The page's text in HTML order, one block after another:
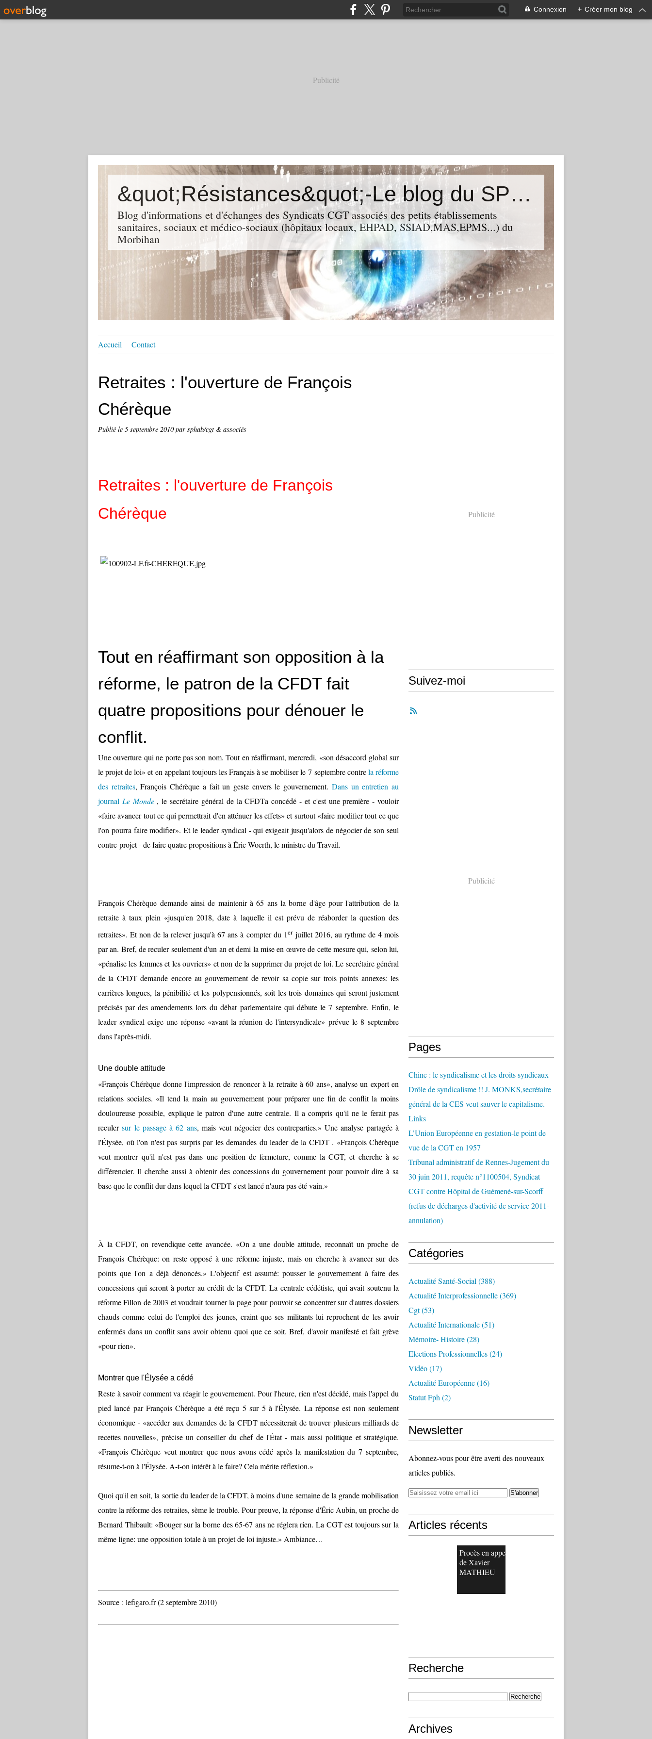
Connexion + Créer mon blog
Publicité
&quot;Résistances&quot;-Le blog du SPHAB/CGT (56-Guémené-sur-Scorff) et des Syndicats CGT associés des petits établissements sanitaires, sociaux et médico-sociaux du Morbihan qui résistent à la casse
Blog d'informations et d'échanges des Syndicats CGT associés des petits établissements
sanitaires, sociaux et médico-sociaux (hôpitaux locaux, EHPAD, SSIAD,MAS,EPMS...) du
Morbihan
Accueil Contact
Retraites : l'ouverture de François
Chérèque
Publié le 5 septembre 2010par sphab/cgt & associés
Retraites : l'ouverture de François
Chérèque
Tout en réaffirmant son opposition à la
réforme, le patron de la CFDT fait
quatre propositions pour dénouer le
conflit.
Une ouverture qui ne porte pas son nom. Tout en réaffirmant, mercredi, «son désaccord global sur
le projet de loi» et en appelant toujours les Français à se mobiliser le 7 septembre contrela réforme
des retraites, François Chérèque a fait un geste envers le gouvernement. Dans un entretien au
journal Le Monde, le secrétaire général dela CFDTa concédé - et c'est une première - vouloir
«faire avancer tout ce qui permettrait d'en atténuer les effets» et surtout «faire modifier tout ce que
l'on pourra faire modifier». Et le leader syndical - qui exigeait jusqu'alors de négocier de son seul
contre-projet - de faire quatre propositions à Éric Woerth, le ministre du Travail.
François Chérèque demande ainsi de maintenir à 65 ans la borne d'âge pour l'attribution de la
retraite à taux plein «jusqu'en 2018, date à laquelle il est prévu de réaborder la question des
retraites». Et non de la relever jusqu'à 67 ans à compter du 1erjuillet 2016, au rythme de 4 mois
par an. Bref, de reculer seulement d'un an et demi la mise en œuvre de cette mesure qui, selon lui,
«pénalise les femmes et les ouvriers» et non de la supprimer du projet de loi. Le secrétaire général
de la CFDT demande encore au gouvernement de revoir sa copie sur trois points annexes: les
carrières longues, la pénibilité et les polypensionnés, soit les trois domaines qui seront justement
précisés par des amendements lors du débat parlementaire qui débute le 7 septembre. Enfin, le
leader syndical exige une réponse «avant la réunion de l'intersyndicale» prévue le 8 septembre
dans l'après-midi.
Une double attitude
«François Chérèque donne l'impression de renoncer à la retraite à 60 ans», analyse un expert en
relations sociales. «Il tend la main au gouvernement pour préparer une fin de conflit la moins
douloureuse possible, explique le patron d'une autre centrale. Il a compris qu'il ne le ferait pas
reculersur le passage à 62 ans, mais veut négocier des contreparties.» Une analyse partagée à
l'Élysée, où l'on n'est pas surpris par les demandes du leader de la CFDT. «François Chérèque
veut montrer qu'il n'est pas dans une position de fermeture, comme la CGT, et cherche à se
différencier. Il cherche aussi à obtenir des concessions du gouvernement pour pouvoir dire à sa
base que le conflit dur dans lequel la CFDTs'est lancé n'aura pas été vain.»
À la CFDT, on revendique cette avancée. «On a une double attitude, reconnaît un proche de
François Chérèque: on reste opposé à une réforme injuste, mais on cherche à avancer sur des
points que l'on a déjà dénoncés.» L'objectif est assumé: pousser le gouvernement à faire des
concessions qui seront à porter au crédit de la CFDT. La centrale cédétiste, qui avait soutenu la
réforme Fillon de 2003 et voudrait tourner la page pour pouvoir se concentrer sur d'autres dossiers
chauds comme celui de l'emploi des jeunes, craint que ses militants lui reprochent de les avoir
enfermés dans un conflit sans avoir obtenu quoi que ce soit. Bref, d'avoir manifesté et fait grève
«pour rien».
Montrer que l'Élysée a cédé
Reste à savoir comment va réagir le gouvernement. Pour l'heure, rien n'est décidé, mais l'appel du
pied lancé par François Chérèque a été reçu 5 sur 5 à l'Élysée. La réponse est non seulement
économique - «accéder aux demandes de la CFDT nécessiterait de trouver plusieurs milliards de
recettes nouvelles», précise un conseiller du chef de l'État - mais aussi politique et stratégique.
«François Chérèque veut montrer que nous avons cédé après la manifestation du 7 septembre,
résume-t-on à l'Élysée. A-t-on intérêt à le faire? Cela mérite réflexion.»
Quoi qu'il en soit, la sortie du leader de la CFDT, à moins d'une semaine de la grande mobilisation
contre la réforme des retraites, sème le trouble. Pour preuve, la réponse d'Éric Aubin, un proche de
Bernard Thibault: «Bouger sur la borne des 65-67 ans ne réglera rien. La CGT est toujours sur la
même ligne: une opposition totale à un projet de loi injuste.» Ambiance…
Source : lefigaro.fr (2 septembre 2010)
Publicité
Suivez-moi
Publicité
Pages
Chine : le syndicalisme et les droits syndicaux
Drôle de syndicalisme !! J. MONKS,secrétaire
général de la CES veut sauver le capitalisme.
Links
L’Union Européenne en gestation-le point de
vue de la CGT en 1957
Tribunal administratif de Rennes-Jugement du
30 juin 2011, requête n°1100504, Syndicat
CGT contre Hôpital de Guémené-sur-Scorff
(refus de décharges d'activité de service 2011-
annulation)
Catégories
Actualité Santé-Social (388)
Actualité Interprofessionnelle(369)
Cgt(53)
Actualité Internationale(51)
Mémoire- Histoire(28)
Elections Professionnelles(24)
Vidéo(17)
Actualité Européenne(16)
Statut Fph (2)
Newsletter
Abonnez-vous pour être averti des nouveaux
articles publiés.
Articles récents
Procès en appel
de Xavier
MATHIEU
Recherche
Archives